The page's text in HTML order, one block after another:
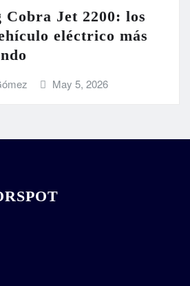
Jet 2200: los
eléctrico más
May 5, 2026